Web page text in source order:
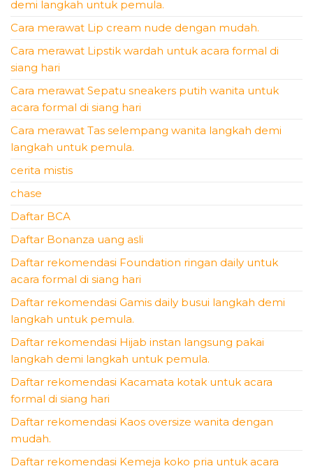
demi langkah untuk pemula.
Cara merawat Lip cream nude dengan mudah.
Cara merawat Lipstik wardah untuk acara formal di
siang hari
Cara merawat Sepatu sneakers putih wanita untuk
acara formal di siang hari
Cara merawat Tas selempang wanita langkah demi
langkah untuk pemula.
cerita mistis
chase
Daftar BCA
Daftar Bonanza uang asli
Daftar rekomendasi Foundation ringan daily untuk
acara formal di siang hari
Daftar rekomendasi Gamis daily busui langkah demi
langkah untuk pemula.
Daftar rekomendasi Hijab instan langsung pakai
langkah demi langkah untuk pemula.
Daftar rekomendasi Kacamata kotak untuk acara
formal di siang hari
Daftar rekomendasi Kaos oversize wanita dengan
mudah.
Daftar rekomendasi Kemeja koko pria untuk acara